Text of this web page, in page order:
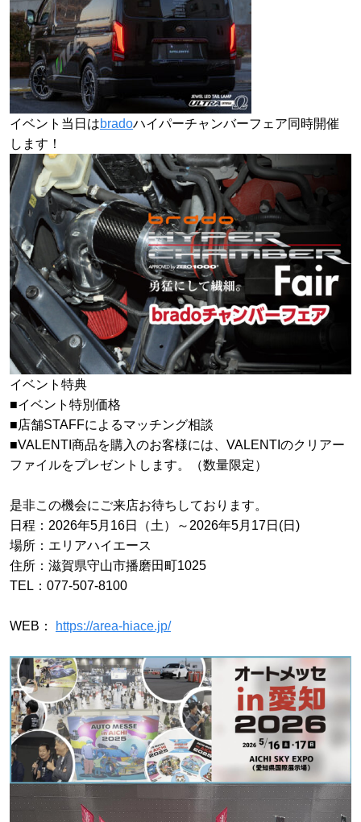
イベント当日はbradoハイパーチャンバーフェア同時開催
します！
イベント特典
■イベント特別価格
■店舗STAFFによるマッチング相談
■VALENTI商品を購入のお客様には、VALENTIのクリアー
ファイルをプレゼントします。（数量限定）
是非この機会にご来店お待ちしております。
日程：2026年5月16日（土）～2026年5月17日(日)
場所：エリアハイエース
住所：滋賀県守山市播磨田町1025
TEL：077-507-8100
WEB： https://area-hiace.jp/